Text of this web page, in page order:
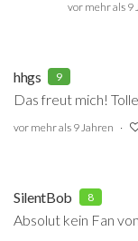
vor mehr als 9
hhgs 9
Das freut mich!
vor mehr als 9 Jahren
SilentBob 8
Absolut kein Fan